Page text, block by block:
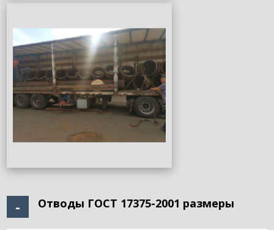
Отводы ГОСТ 17375-2001 размеры